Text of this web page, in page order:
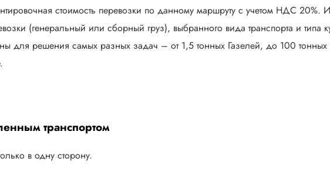
стоимость перевозки по данному маршруту с учетом НДС 20%.
(генеральный или сборный груз), выбранного вида транспорта и типа
для решения самых разных задач – от 1,5 тонных Газелей, до 100 тонных
транспортом
в одну сторону.